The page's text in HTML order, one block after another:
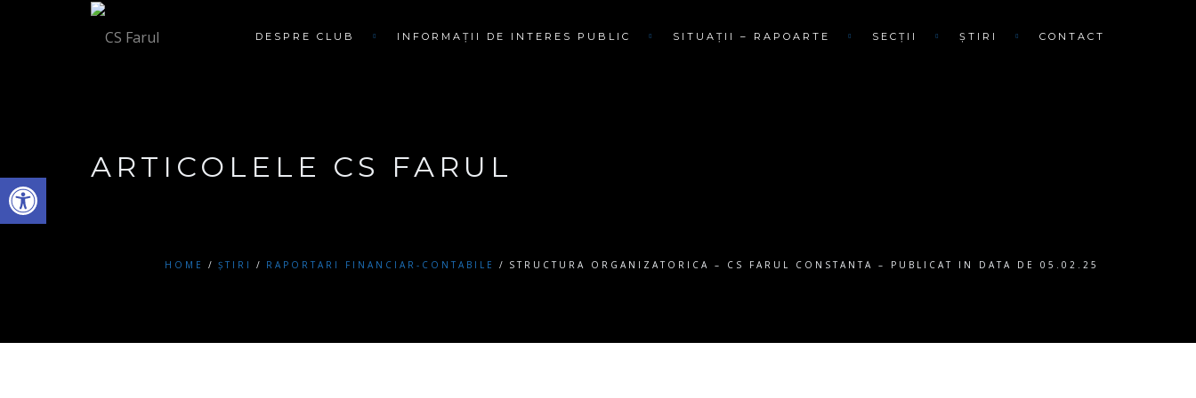
Deschide bara de unelte
DESPRE CLUB INFORMAȚII DE INTERES PUBLIC SITUAȚII – RAPOARTE SECȚII ȘTIRI CONTACT
ARTICOLELE CS FARUL
HOME ȘTIRI RAPORTARI FINANCIAR-CONTABILE STRUCTURA ORGANIZATORICA – CS FARUL CONSTANTA – PUBLICAT IN DATA DE 05.02.25